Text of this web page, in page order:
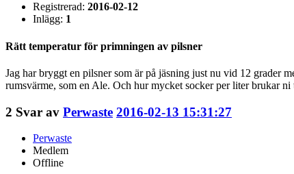
Registrerad: 2016-02-12
Inlägg: 1
Rätt temperatur för primningen av pilsner
Jag har bryggt en pilsner som är på jäsning just nu vid 12 grader
rumsvärme, som en Ale. Och hur mycket socker per liter brukar
2 Svar av Perwaste 2016-02-13 15:31:27
Perwaste
Medlem
Offline